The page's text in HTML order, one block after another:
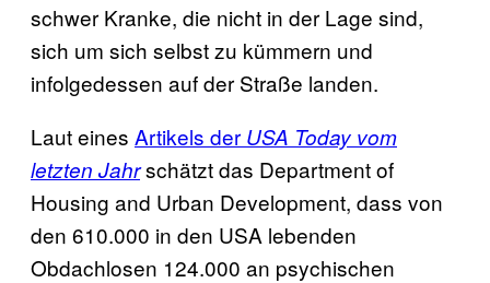
schwer Kranke, die nicht in der Lage sind,
sich um sich selbst zu kümmern und
infolgedessen auf der Straße landen.
Laut eines Artikels der USA Today vom
letzten Jahrschätzt das Department of
Housing and Urban Development, dass von
den 610.000 in den USA lebenden
Obdachlosen 124.000 an psychischen